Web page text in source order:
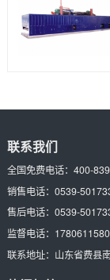
联系我们
全国免费电话： 400-
销售电话： 0539-
售后电话： 0539-
监督电话：
联系地址： 山东省费县